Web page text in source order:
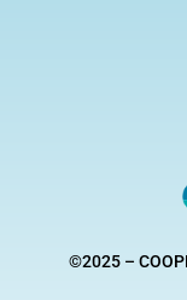
©2025 –